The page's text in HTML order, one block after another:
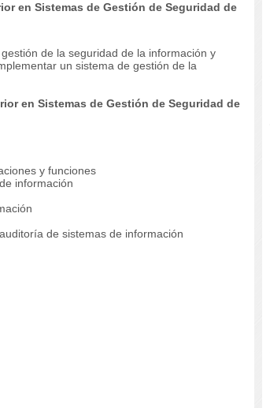
en Sistemas de Gestión de Seguridad de
de la seguridad de la información y
un sistema de gestión de la
en Sistemas de Gestión de Seguridad de
y funciones
información
de sistemas de información